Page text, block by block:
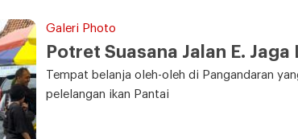
Galeri Photo
Potret Suasana Jalan E.
Tempat belanja oleh-oleh di Pangandaran
pelelangan ikan Pantai